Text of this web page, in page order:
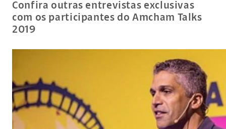
Confira outras entrevistas exclusivas
com os participantes do Amcham Talks
2019